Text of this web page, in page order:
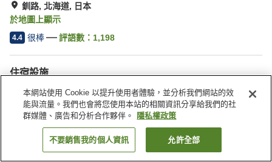
釧路, 北海道, 日本
於地圖上顯示
4.4 很棒 評語數： 1,198
住宿設施
停車場
三溫暖
Spa／美容沙龍
餐廳
日本 北海道 釧路 釧路 Dormy Inn Premium
找客房
本網站使用 Cookie 以提升使用者體驗，並分析我們網站的效
能與流量。我們也會將您使用本站的相關資訊分享給我們的社
群媒體、廣告和分析合作夥伴。
隱私權政策
不要銷售我的個人資訊 允許全部